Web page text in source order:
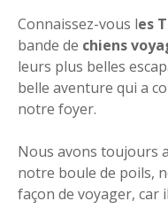
Connaissez-vous les
bande de chiens
leurs plus belles
belle aventure qui a
notre foyer.
Nous avons toujours
notre boule de poils,
façon de voyager,